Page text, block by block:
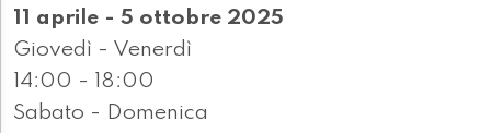
11 aprile - 5 ottobre 2025
Giovedì - Venerdì
14:00 - 18:00
Sabato - Domenica